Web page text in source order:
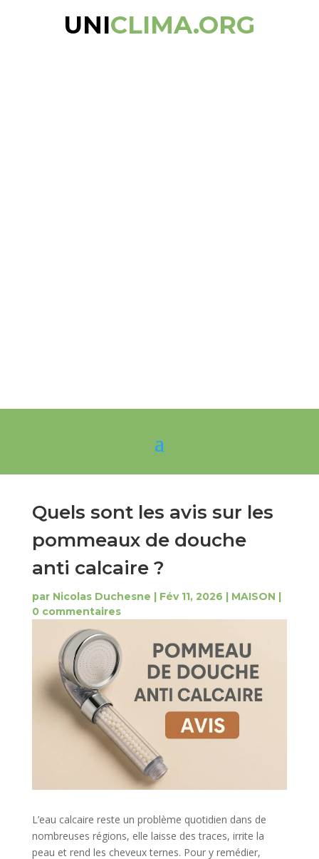
UNICLIMA.ORG
Quels sont les avis sur les
pommeaux de douche
anti calcaire ?
par Nicolas Duchesne | Fév 11, 2026 | MAISON |
0 commentaires
L’eau calcaire reste un problème quotidien dans de
nombreuses régions, elle laisse des traces, irrite la
peau et rend les cheveux ternes. Pour y remédier,